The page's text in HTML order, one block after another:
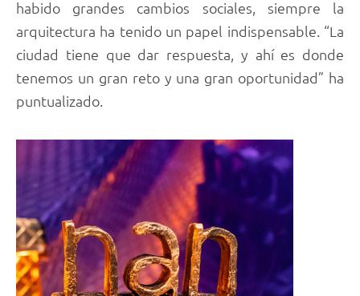
habido grandes cambios sociales, siempre la
arquitectura ha tenido un papel indispensable. “La
ciudad tiene que dar respuesta, y ahí es donde
tenemos un gran reto y una gran oportunidad” ha
puntualizado.